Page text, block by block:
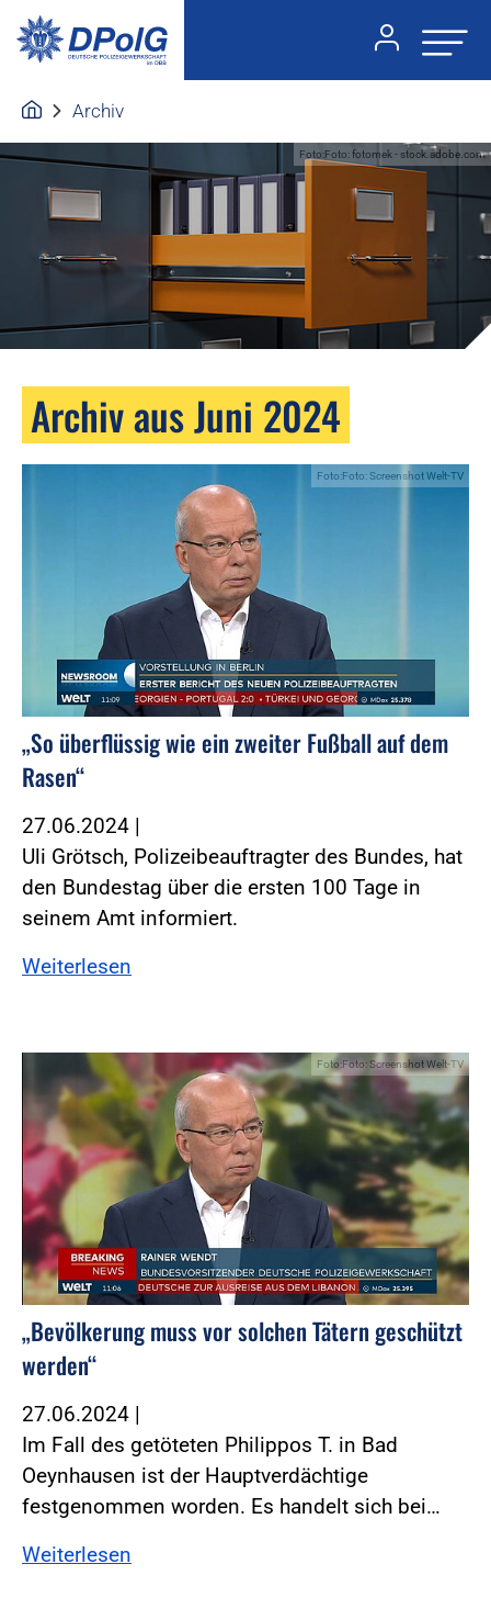
Archiv
Foto:Foto: fotomek - stock.adobe.com
Archiv aus Juni 2024
Foto:Foto: Screenshot Welt-TV
„So überflüssig wie ein zweiter Fußball auf dem
Rasen“
27.06.2024 |
Uli Grötsch, Polizeibeauftragter des Bundes, hat
den Bundestag über die ersten 100 Tage in
seinem Amt informiert.
Weiterlesen
Foto:Foto: Screenshot Welt-TV
„Bevölkerung muss vor solchen Tätern geschützt
werden“
27.06.2024 |
Im Fall des getöteten Philippos T. in Bad
Oeynhausen ist der Hauptverdächtige
festgenommen worden. Es handelt sich bei…
Weiterlesen